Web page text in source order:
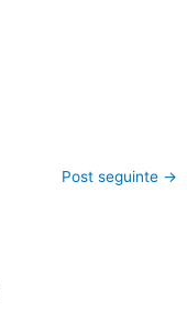
Post seguinte →